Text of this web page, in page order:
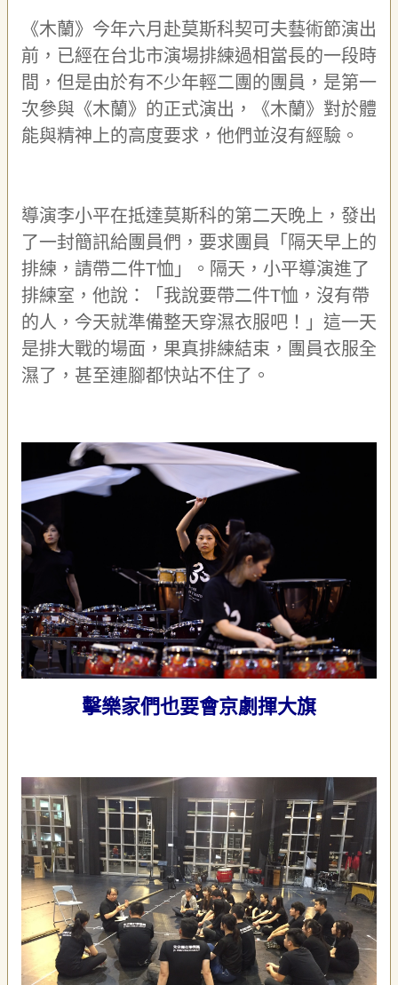
網
站
導
覽
R
S
S
《木蘭》今年六月赴莫斯科契可夫藝術節演出
前，已經在台北市演場排練過相當長的一段時
間，但是由於有不少年輕二團的團員，是第一
次參與《木蘭》的正式演出，《木蘭》對於體
能與精神上的高度要求， 他們並沒有經驗。
導演李小平在抵達莫斯科的第二天晚上，發出
了一封簡訊給團員們，要求團員「隔天早上的
排練，請帶二件T恤」。隔天，小平導演進了
排練室，他說：
「 我說要帶二件T恤，沒有帶
的人，今天就準備整天穿濕衣服吧！ 」 這一天
是排大戰的場面， 果真排練結束， 團員衣服全
濕了， 甚至連腳都快站不住了。
擊樂家們也要會京劇揮大旗